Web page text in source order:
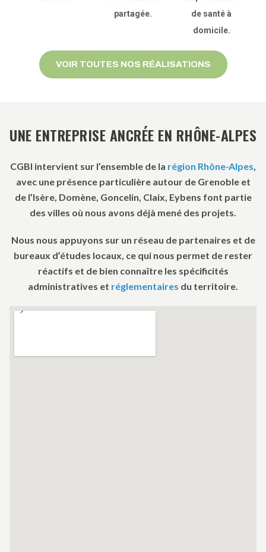
partagée.
de santé à
domicile.
VOIR TOUTES NOS RÉALISATIONS
UNE ENTREPRISE ANCRÉE EN RHÔNE-ALPES
CGBI intervient sur l’ensemble de la région Rhône-Alpes,
avec une présence particulière autour de Grenoble et
de l’Isère, Domène, Goncelin, Claix, Eybens font partie
des villes où nous avons déjà mené des projets.
Nous nous appuyons sur un réseau de partenaires et de
bureaux d’études locaux, ce qui nous permet de rester
réactifs et de bien connaître les spécificités
administratives et réglementaires du territoire.